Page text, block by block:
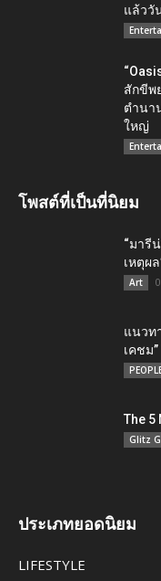
แล้ววั
สักขีพ
ตำนา
ใหญ่
โพสต์ที่เป็นที่นิยม
“มารี
เหตุผล
Art
แนวท
เคชม”
The 5
Glitz
ประเภทยอดนิยม
LIFESTYLE